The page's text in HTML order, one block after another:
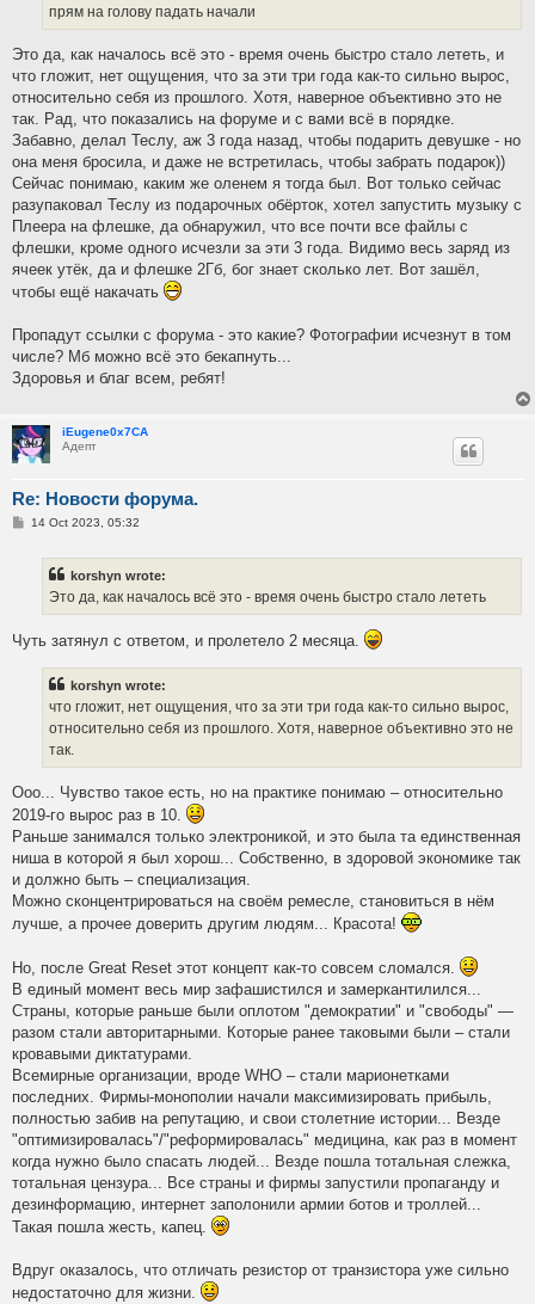
прям на голову падать начали
Это да, как началось всё это - время очень быстро стало лететь, и
что гложит, нет ощущения, что за эти три года как-то сильно вырос,
относительно себя из прошлого. Хотя, наверное объективно это не
так. Рад, что показались на форуме и с вами всё в порядке.
Забавно, делал Теслу, аж 3 года назад, чтобы подарить девушке - но
она меня бросила, и даже не встретилась, чтобы забрать подарок))
Сейчас понимаю, каким же оленем я тогда был. Вот только сейчас
разупаковал Теслу из подарочных обёрток, хотел запустить музыку с
Плеера на флешке, да обнаружил, что все почти все файлы с
флешки, кроме одного исчезли за эти 3 года. Видимо весь заряд из
ячеек утёк, да и флешке 2Гб, бог знает сколько лет. Вот зашёл,
чтобы ещё накачать
Пропадут ссылки с форума - это какие? Фотографии исчезнут в том
числе? Мб можно всё это бекапнуть...
Здоровья и благ всем, ребят!
iEugene0x7CA
Адепт
Re: Новости форума.
P14 Oct 2023, 05:32
korshyn wrote:
Это да, как началось всё это - время очень быстро стало лететь
Чуть затянул с ответом, и пролетело 2 месяца.
korshyn wrote:
что гложит, нет ощущения, что за эти три года как-то сильно вырос,
относительно себя из прошлого. Хотя, наверное объективно это не
так.
Ооо... Чувство такое есть, но на практике понимаю – относительно
2019-го вырос раз в 10.
Раньше занимался только электроникой, и это была та единственная
ниша в которой я был хорош... Собственно, в здоровой экономике так
и должно быть – специализация.
Можно сконцентрироваться на своём ремесле, становиться в нём
лучше, а прочее доверить другим людям... Красота!
Но, после Great Reset этот концепт как-то совсем сломался.
В единый момент весь мир зафашистился и замеркантилился...
Страны, которые раньше были оплотом "демократии" и "свободы" —
разом стали авторитарными. Которые ранее таковыми были – стали
кровавыми диктатурами.
Всемирные организации, вроде WHO – стали марионетками
последних. Фирмы-монополии начали максимизировать прибыль,
полностью забив на репутацию, и свои столетние истории... Везде
"оптимизировалась"/"реформировалась" медицина, как раз в момент
когда нужно было спасать людей... Везде пошла тотальная слежка,
тотальная цензура... Все страны и фирмы запустили пропаганду и
дезинформацию, интернет заполонили армии ботов и троллей...
Такая пошла жесть, капец.
Вдруг оказалось, что отличать резистор от транзистора уже сильно
недостаточно для жизни.